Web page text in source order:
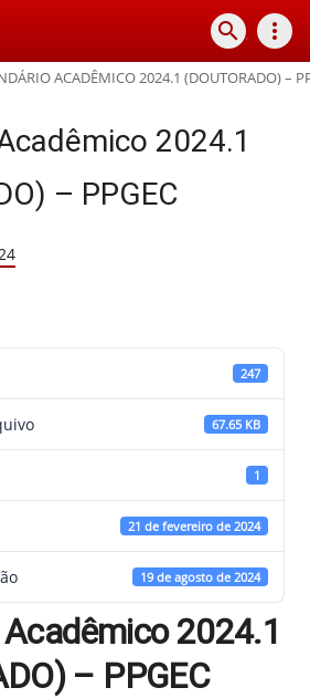
search more_vert
ACADÊMICO 2024.1 (DOUTORADO) –
2024.1
– PPGEC
247
67.65 KB
1
21 de fevereiro de 2024
19 de agosto de 2024
2024.1
– PPGEC